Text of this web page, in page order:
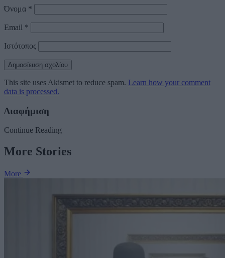
Όνομα *
Email *
Ιστότοπος
This site uses Akismet to reduce spam. Learn how your comment
data is processed.
Διαφήμιση
Continue Reading
More Stories
More